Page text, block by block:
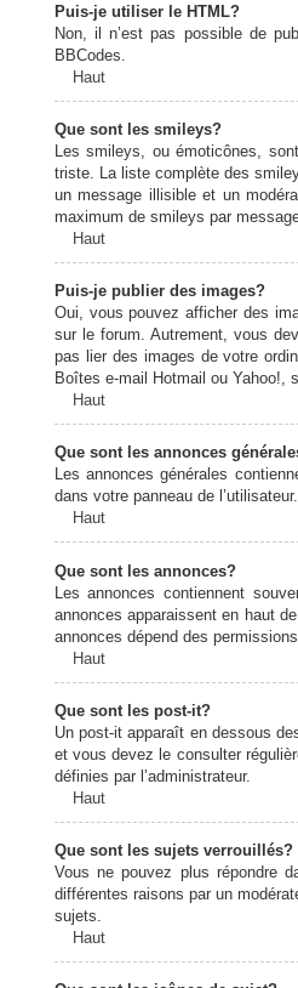
Puis-je utiliser le HTML?
Non, il n’est pas possible de
BBCodes.
Haut
Que sont les smileys?
Les smileys, ou émoticônes,
triste. La liste complète des
un message illisible et un
maximum de smileys par
Haut
Puis-je publier des images?
Oui, vous pouvez afficher des
sur le forum. Autrement, vous
pas lier des images de votre
Boîtes e-mail Hotmail ou Yahoo!,
Haut
Que sont les annonces
Les annonces générales
dans votre panneau de
Haut
Que sont les annonces?
Les annonces contiennent
annonces apparaissent en haut
annonces dépend des
Haut
Que sont les post-it?
Un post-it apparaît en dessous
et vous devez le consulter
définies par l’administrateur.
Haut
Que sont les sujets verrouillés?
Vous ne pouvez plus répondre
différentes raisons par un
sujets.
Haut